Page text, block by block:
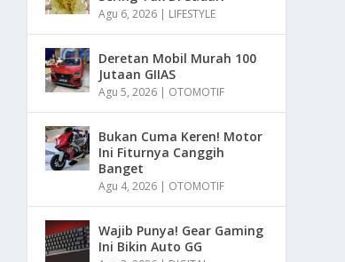
Agu 6, 2026 | LIFESTYLE
Deretan Mobil Murah 100
Jutaan GIIAS
Agu 5, 2026 | OTOMOTIF
Bukan Cuma Keren! Motor
Ini Fiturnya Canggih
Banget
Agu 4, 2026 | OTOMOTIF
Wajib Punya! Gear Gaming
Ini Bikin Auto GG